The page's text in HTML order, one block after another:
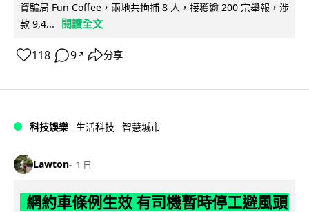
資騙局 Fun Coffee，兩地共拘捕 8 人，接獲逾 200 宗舉報，涉
款 9,4...
閱讀全文
118 9 ↗ 分享
科技娛樂 生活科技 智慧城市
Lawton 1 日
網約車條例生效 有司機暫時停工避風頭